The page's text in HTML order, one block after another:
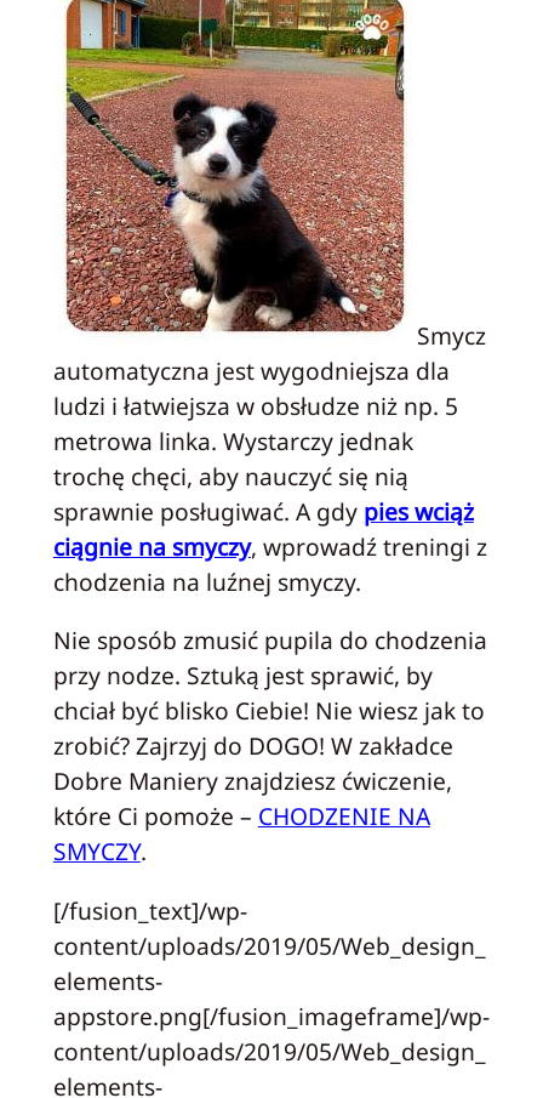
Smycz
automatyczna jest wygodniejsza dla
ludzi i łatwiejsza w obsłudze niż np. 5
metrowa linka. Wystarczy jednak
trochę chęci, aby nauczyć się nią
sprawnie posługiwać. A gdy pies wciąż
ciągnie na smyczy, wprowadź treningi z
chodzenia na luźnej smyczy.
Nie sposób zmusić pupila do chodzenia
przy nodze. Sztuką jest sprawić, by
chciał być blisko Ciebie! Nie wiesz jak to
zrobić? Zajrzyj do DOGO! W zakładce
Dobre Maniery znajdziesz ćwiczenie,
które Ci pomoże – CHODZENIE NA
SMYCZY.
[/fusion_text]/wp-
content/uploads/2019/05/Web_design_
elements-
appstore.png[/fusion_imageframe]/wp-
content/uploads/2019/05/Web_design_
elements-